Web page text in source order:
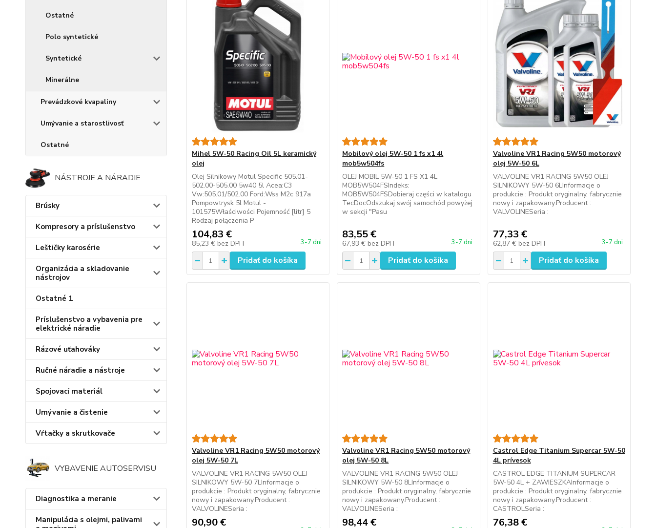
Ostatné
Polo syntetické
Syntetické
Minerálne
Prevádzkové kvapaliny
Umývanie a starostlivosť
Ostatné
NÁSTROJE A NÁRADIE
Brúsky
Kompresory a príslušenstvo
Leštičky karosérie
Organizácia a skladovanie
nástrojov
Ostatné 1
Príslušenstvo a vybavenia pre
elektrické náradie
Rázové uťahováky
Ručné náradie a nástroje
Spojovací materiál
Umývanie a čistenie
Vŕtačky a skrutkovače
VYBAVENIE AUTOSERVISU
Diagnostika a meranie
Manipulácia s olejmi, palivami
Mihel 5W-50 Racing Oil 5L keramický
olej
Olej Silnikowy Motul Specific 505.01-
502.00-505.00 5w40 5l Acea:C3
Vw:505.01/502.00 Ford:Wss M2c 917a
Pompowtrysk 5l Motul -
101575Właściwości Pojemność [litr] 5
Rodzaj połączenia P
104,83 €
85,23 € bez DPH 3-7 dni
Pridať do košíka
Mobilový olej 5W-50 1 fs x1 4l
mob5w504fs
OLEJ MOBIL 5W-50 1 FS X1 4L
MOB5W504FSIndeks:
MOB5W504FSDobieraj części w katalogu
TecDocOdszukaj swój samochód powyżej
w sekcji "Pasu
83,55 €
67,93 € bez DPH 3-7 dni
Pridať do košíka
Valvoline VR1 Racing 5W50 motorový
olej 5W-50 6L
VALVOLINE VR1 RACING 5W50 OLEJ
SILNIKOWY 5W-50 6LInformacje o
produkcie : Produkt oryginalny, fabrycznie
nowy i zapakowany.Producent :
VALVOLINESeria :
77,33 €
62,87 € bez DPH 3-7 dni
Pridať do košíka
Valvoline VR1 Racing 5W50 motorový
olej 5W-50 7L
VALVOLINE VR1 RACING 5W50 OLEJ
SILNIKOWY 5W-50 7LInformacje o
produkcie : Produkt oryginalny, fabrycznie
nowy i zapakowany.Producent :
VALVOLINESeria :
90,90 €
Valvoline VR1 Racing 5W50 motorový
olej 5W-50 8L
VALVOLINE VR1 RACING 5W50 OLEJ
SILNIKOWY 5W-50 8LInformacje o
produkcie : Produkt oryginalny, fabrycznie
nowy i zapakowany.Producent :
VALVOLINESeria :
98,44 €
Castrol Edge Titanium Supercar 5W-50
4L prívesok
CASTROL EDGE TITANIUM SUPERCAR
5W-50 4L + ZAWIESZKAInformacje o
produkcie : Produkt oryginalny, fabrycznie
nowy i zapakowany.Producent :
CASTROLSeria :
76,38 €